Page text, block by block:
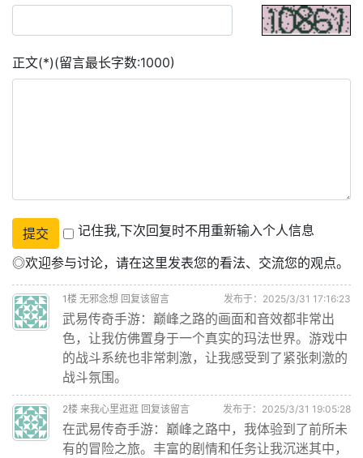
正文(*)(留言最长字数:1000)
记住我,下次回复时不用重新输入个人信息
◎欢迎参与讨论，请在这里发表您的看法、交流您的观点。
1楼 无邪念想 回复该留言 发布于：2025/3/31 17:16:23
武易传奇手游：巅峰之路的画面和音效都非常出
色，让我仿佛置身于一个真实的玛法世界。游戏中
的战斗系统也非常刺激，让我感受到了紧张刺激的
战斗氛围。
2楼 来我心里逛逛 回复该留言 发布于：2025/3/31 19:05:28
在武易传奇手游：巅峰之路中，我体验到了前所未
有的冒险之旅。丰富的剧情和任务让我沉迷其中，